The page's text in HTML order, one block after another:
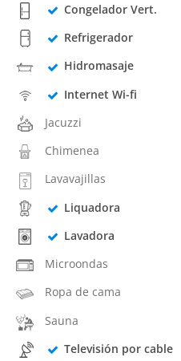
Congelador Vert.
Refrigerador
Hidromasaje
Internet Wi-fi
Jacuzzi
Chimenea
Lavavajillas
Liquadora
Lavadora
Microondas
Ropa de cama
Sauna
Televisión por cable